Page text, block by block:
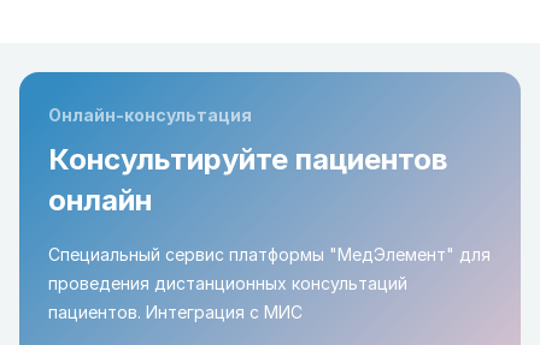
Онлайн-консультация
Консультируйте пациентов
онлайн
Специальный сервис платформы "МедЭлемент" для
проведения дистанционных консультаций
пациентов. Интеграция с МИС